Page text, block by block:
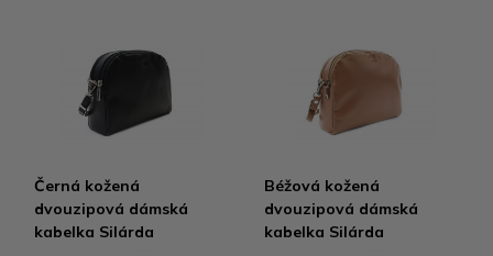
Černá kožená
dvouzipová dámská
kabelka Silárda
Béžová kožená
dvouzipová dámská
kabelka Silárda